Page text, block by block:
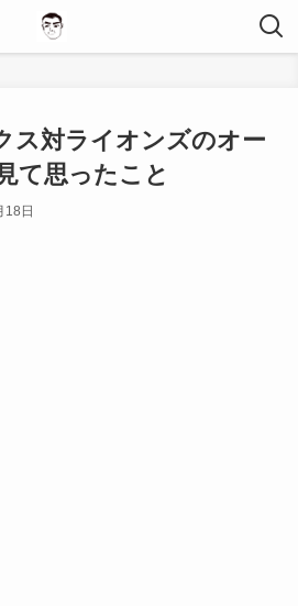
ス対ライオンズのオー
て思ったこと
18日